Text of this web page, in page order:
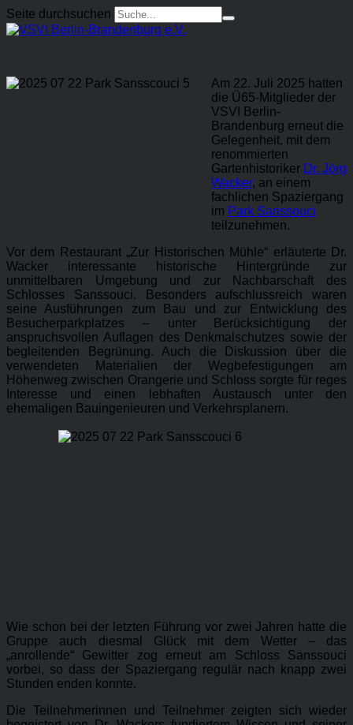
Seite durchsuchen
Am 22. Juli 2025 hatten
die Ü65-Mitglieder der
VSVI Berlin-
Brandenburg erneut die
Gelegenheit, mit dem
renommierten
Gartenhistoriker Dr. Jörg
Wacker, an einem
fachlichen Spaziergang
im Park Sanssouci
teilzunehmen.
Vor dem Restaurant „Zur Historischen Mühle“ erläuterte Dr.
Wacker interessante historische Hintergründe zur
unmittelbaren Umgebung und zur Nachbarschaft des
Schlosses Sanssouci. Besonders aufschlussreich waren
seine Ausführungen zum Bau und zur Entwicklung des
Besucherparkplatzes – unter Berücksichtigung der
anspruchsvollen Auflagen des Denkmalschutzes sowie der
begleitenden Begrünung. Auch die Diskussion über die
verwendeten Materialien der Wegbefestigungen am
Höhenweg zwischen Orangerie und Schloss sorgte für reges
Interesse und einen lebhaften Austausch unter den
ehemaligen Bauingenieuren und Verkehrsplanern.
Wie schon bei der letzten Führung vor zwei Jahren hatte die
Gruppe auch diesmal Glück mit dem Wetter – das
„anrollende“ Gewitter zog erneut am Schloss Sanssouci
vorbei, so dass der Spaziergang regulär nach knapp zwei
Stunden enden konnte.
Die Teilnehmerinnen und Teilnehmer zeigten sich wieder